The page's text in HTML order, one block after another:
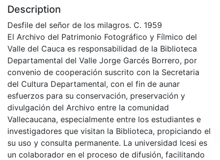
Description
Desfile del señor de los milagros. C. 1959
El Archivo del Patrimonio Fotográfico y Fílmico del
Valle del Cauca es responsabilidad de la Biblioteca
Departamental del Valle Jorge Garcés Borrero, por
convenio de cooperación suscrito con la Secretaria
del Cultura Departamental, con el fin de aunar
esfuerzos para su conservación, preservación y
divulgación del Archivo entre la comunidad
Vallecaucana, especialmente entre los estudiantes e
investigadores que visitan la Biblioteca, propiciando el
su uso y consulta permanente. La universidad Icesi es
un colaborador en el proceso de difusión, facilitando